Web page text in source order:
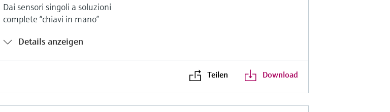
Dai sensori singoli a soluzioni
complete “chiavi in mano”
Details anzeigen
Teilen Download